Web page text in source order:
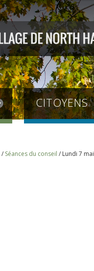
CITOYENS
/ Séances du conseil / Lundi 7 mai